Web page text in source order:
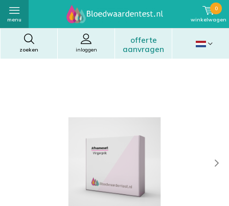
zoeken
offerte
aanvragen
inloggen
menu winkelwagen
0